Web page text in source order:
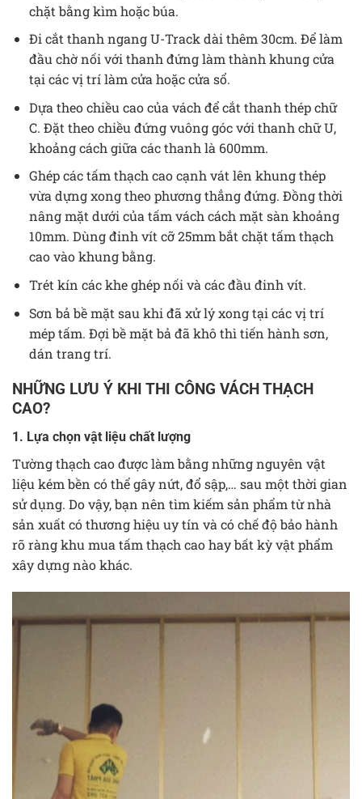
chặt bằng kìm hoặc búa.
Đi cắt thanh ngang U-Track dài thêm 30cm. Để làm
đầu chờ nối với thanh đứng làm thành khung cửa
tại các vị trí làm cửa hoặc cửa sổ.
Dựa theo chiều cao của vách để cắt thanh thép chữ
C. Đặt theo chiều đứng vuông góc với thanh chữ U,
khoảng cách giữa các thanh là 600mm.
Ghép các tấm thạch cao cạnh vát lên khung thép
vừa dựng xong theo phương thẳng đứng. Đồng thời
nâng mặt dưới của tấm vách cách mặt sàn khoảng
10mm. Dùng đinh vít cỡ 25mm bắt chặt tấm thạch
cao vào khung bằng.
Trét kín các khe ghép nối và các đầu đinh vít.
Sơn bả bề mặt sau khi đã xử lý xong tại các vị trí
mép tấm. Đợi bề mặt bả đã khô thì tiến hành sơn,
dán trang trí.
NHỮNG LƯU Ý KHI THI CÔNG VÁCH THẠCH
CAO?
1. Lựa chọn vật liệu chất lượng
Tường thạch cao được làm bằng những nguyên vật
liệu kém bền có thể gây nứt, đổ sập,… sau một thời gian
sử dụng. Do vậy, bạn nên tìm kiếm sản phẩm từ nhà
sản xuất có thương hiệu uy tín và có chế độ bảo hành
rõ ràng khu mua tấm thạch cao hay bất kỳ vật phẩm
xây dựng nào khác.